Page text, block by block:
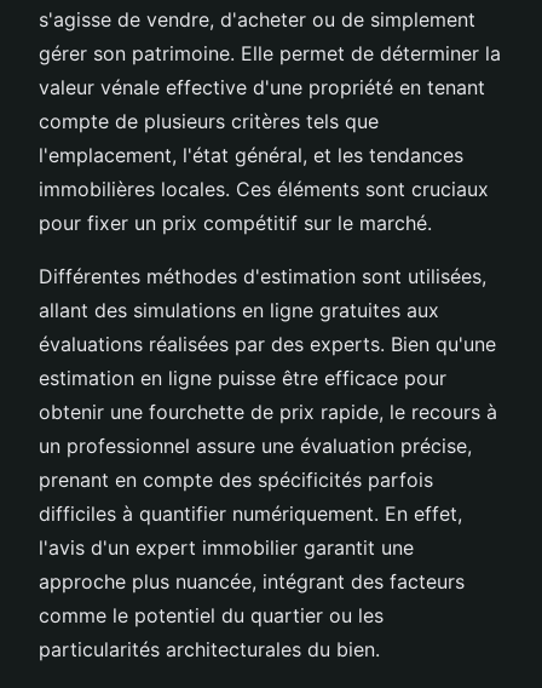
s'agisse de vendre, d'acheter ou de simplement
gérer son patrimoine. Elle permet de déterminer la
valeur vénale effective d'une propriété en tenant
compte de plusieurs critères tels que
l'emplacement, l'état général, et les tendances
immobilières locales. Ces éléments sont cruciaux
pour fixer un prix compétitif sur le marché.
Différentes méthodes d'estimation sont utilisées,
allant des simulations en ligne gratuites aux
évaluations réalisées par des experts. Bien qu'une
estimation en ligne puisse être efficace pour
obtenir une fourchette de prix rapide, le recours à
un professionnel assure une évaluation précise,
prenant en compte des spécificités parfois
difficiles à quantifier numériquement. En effet,
l'avis d'un expert immobilier garantit une
approche plus nuancée, intégrant des facteurs
comme le potentiel du quartier ou les
particularités architecturales du bien.